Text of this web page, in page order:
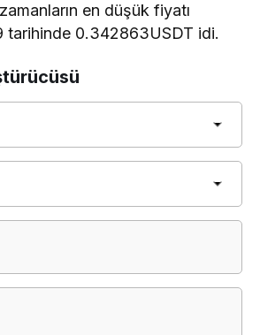
en düşük fiyatı
tarihinde 0.342863USDT idi.